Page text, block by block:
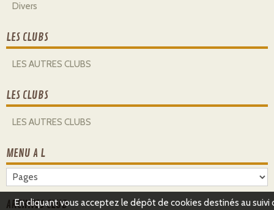
Divers
LES CLUBS
LES AUTRES CLUBS
LES CLUBS
LES AUTRES CLUBS
MENU A L
ARCHIVES CLUB
En cliquant vous acceptez le dépôt de cookies destinés au suivi